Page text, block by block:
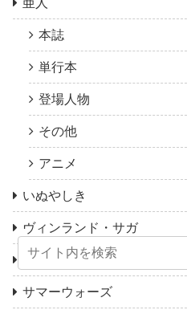
本誌
単行本
登場人物
その他
アニメ
いぬやしき
ヴィンランド・サガ
累－かさね－
サマーウォーズ